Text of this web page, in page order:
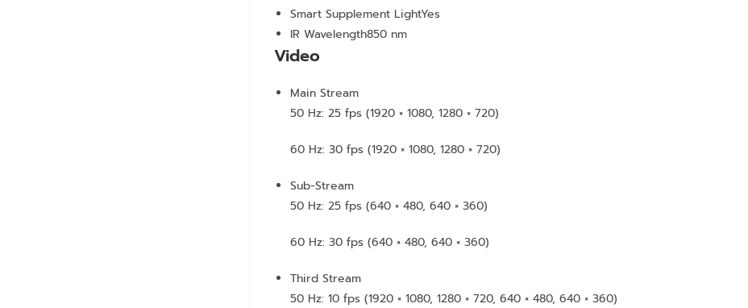
Smart Supplement LightYes
IR Wavelength850 nm
Video
Main Stream
50 Hz: 25 fps (1920 × 1080, 1280 × 720)
60 Hz: 30 fps (1920 × 1080, 1280 × 720)
Sub-Stream
50 Hz: 25 fps (640 × 480, 640 × 360)
60 Hz: 30 fps (640 × 480, 640 × 360)
Third Stream
50 Hz: 10 fps (1920 × 1080, 1280 × 720, 640 × 480, 640 × 360)